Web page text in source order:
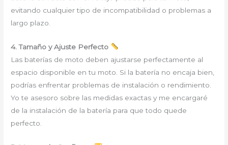
evitando cualquier tipo de incompatibilidad o problemas a
largo plazo.
4. Tamaño y Ajuste Perfecto
Las baterías de moto deben ajustarse perfectamente al
espacio disponible en tu moto. Si la batería no encaja bien,
podrías enfrentar problemas de instalación o rendimiento.
Yo te asesoro sobre las medidas exactas y me encargaré
de la instalación de la batería para que todo quede
perfecto.